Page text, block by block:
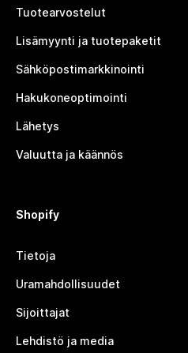
Tuotearvostelut
Lisämyynti ja tuotepaketit
Sähköpostimarkkinointi
Hakukoneoptimointi
Lähetys
Valuutta ja käännös
Shopify
Tietoja
Uramahdollisuudet
Sijoittajat
Lehdistö ja media